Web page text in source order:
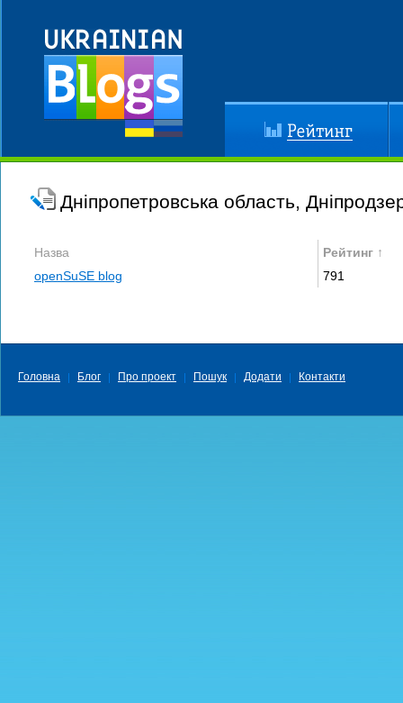
Рейтинг
Дніпропетровська область,
Назва
Рейтинг ↑
openSuSE blog
791
Головна Блог Про проект Пошук Додати Контакти